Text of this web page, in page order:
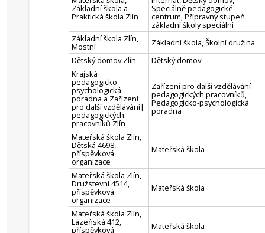
Základní škola a
Praktická škola Zlín
Speciálně pedagogické
centrum, Přípravný stupeň
základní školy speciální
Základní škola Zlín,
Mostní
Základní škola, Školní družina
Dětský domov Zlín
Dětský domov
Krajská
pedagogicko-
psychologická
poradna a Zařízení
pro další vzdělávání|
pedagogických
pracovníků Zlín
Zařízení pro další vzdělávání
pedagogických pracovníků,
Pedagogicko-psychologická
poradna
Mateřská škola Zlín,
Dětská 4698,
příspěvková
organizace
Mateřská škola
Mateřská škola Zlín,
Družstevní 4514,
příspěvková
organizace
Mateřská škola
Mateřská škola Zlín,
Lázeňská 412,
příspěvková Mateřská škola